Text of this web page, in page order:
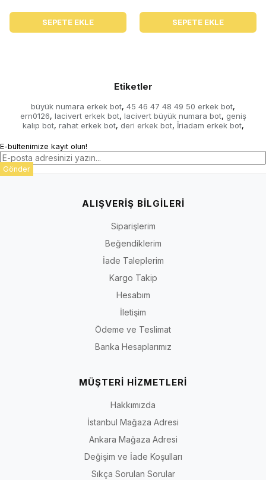
SEPETE EKLE SEPETE EKLE
Etiketler
büyük numara erkek bot, 45 46 47 48 49 50 erkek bot,
ern0126, lacivert erkek bot, lacivert büyük numara bot, geniş
kalıp bot, rahat erkek bot, deri erkek bot, İriadam erkek bot,
E-bültenimize kayıt olun!
Gönder
ALIŞVERİŞ BİLGİLERİ
Siparişlerim
Beğendiklerim
İade Taleplerim
Kargo Takip
Hesabım
İletişim
Ödeme ve Teslimat
Banka Hesaplarımız
MÜŞTERİ HİZMETLERİ
Hakkımızda
İstanbul Mağaza Adresi
Ankara Mağaza Adresi
Değişim ve İade Koşulları
Sıkça Sorulan Sorular